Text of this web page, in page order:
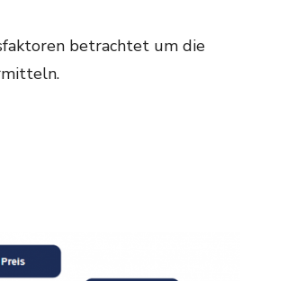
betrachtet um die